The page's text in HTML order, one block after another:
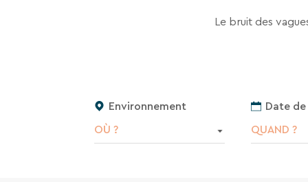
Le bruit des
Environnement
OÙ ?
Date
QUAND ?